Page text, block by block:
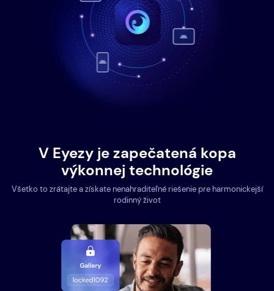
V Eyezy je zapečatená kopa
výkonnej technológie
Všetko to zrátajte a získate nenahraditeľné riešenie pre harmonickejší
rodinný život